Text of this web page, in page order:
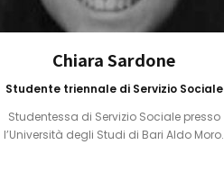
Chiara Sardone
Studente triennale di Servizio Sociale
Studentessa di Servizio Sociale presso
l’Università degli Studi di Bari Aldo Moro.